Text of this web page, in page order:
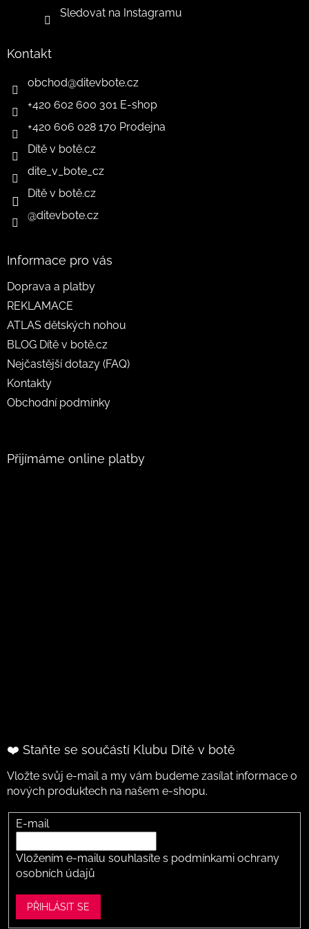
Sledovat na Instagramu
Kontakt
obchod@ditevbote.cz
+420 602 600 301 E-shop
+420 606 028 170 Prodejna
Dítě v botě.cz
dite_v_bote_cz
Dítě v botě.cz
@ditevbote.cz
Informace pro vás
Doprava a platby
REKLAMACE
ATLAS dětských nohou
BLOG Dítě v botě.cz
Nejčastější dotazy (FAQ)
Kontakty
Obchodní podmínky
Přijímáme online platby
❤️ Staňte se součástí Klubu Dítě v botě
Vložte svůj e-mail a my vám budeme zasílat informace o
nových produktech na našem e-shopu.
E-mail
Vložením e-mailu souhlasíte s podmínkami ochrany
osobních údajů
PŘIHLÁSIT SE